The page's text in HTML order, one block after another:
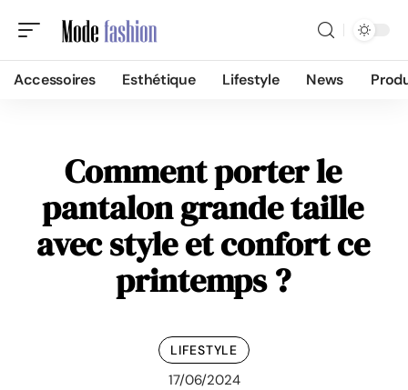
Accessoires Esthétique Lifestyle News
Comment porter le
pantalon grande taille
avec style et confort ce
printemps ?
LIFESTYLE
17/06/2024